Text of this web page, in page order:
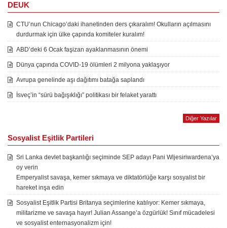
DEUK
CTU’nun Chicago’daki ihanetinden ders çıkaralım! Okulların açılmasını
durdurmak için ülke çapında komiteler kuralım!
ABD’deki 6 Ocak faşizan ayaklanmasının önemi
Dünya çapında COVID-19 ölümleri 2 milyona yaklaşıyor
Avrupa genelinde aşı dağıtımı batağa saplandı
İsveç’in “sürü bağışıklığı” politikası bir felaket yarattı
Diğer Yazılar
Sosyalist Eşitlik Partileri
Sri Lanka devlet başkanlığı seçiminde SEP adayı Pani Wijesiriwardena’ya
oy verin
Emperyalist savaşa, kemer sıkmaya ve diktatörlüğe karşı sosyalist bir
hareket inşa edin
Sosyalist Eşitlik Partisi Britanya seçimlerine katılıyor: Kemer sıkmaya,
militarizme ve savaşa hayır! Julian Assange’a özgürlük! Sınıf mücadelesi
ve sosyalist enternasyonalizm için!